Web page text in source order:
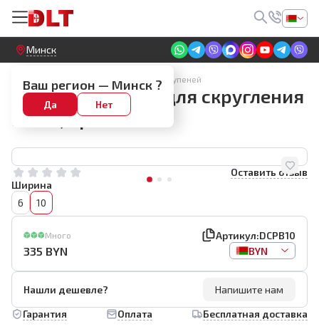
Круглосуточный! Прием заявок на сайте
Минск
Ваш регион — Минск ?
Да Нет
Алмазные диски для скругления и ступеней
Алмазная фреза для скругления
BIHUI, арт.DCPB10
Оставить отзыв
Ширина
6
10
Много Артикул:DCPB10
335 BYN BYN
Нашли дешевле?
Напишите нам
Гарантия
Оплата Бесплатная доставка